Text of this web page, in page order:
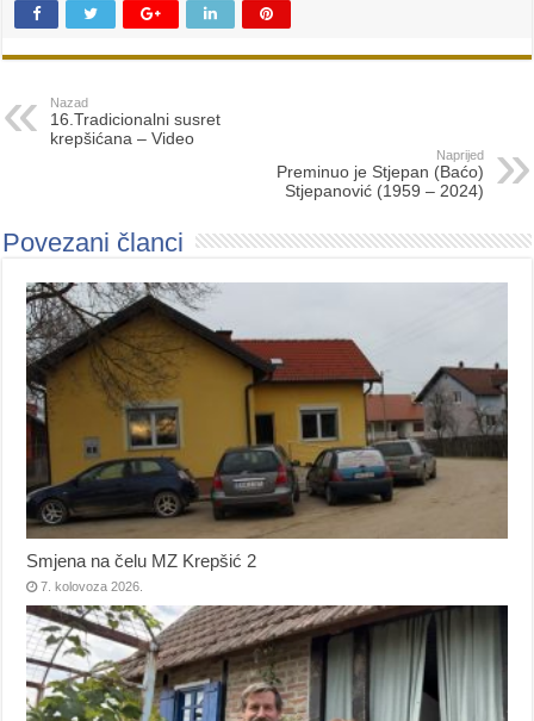
Nazad
16.Tradicionalni susret
krepšićana – Video
Naprijed
Preminuo je Stjepan (Baćo)
Stjepanović (1959 – 2024)
Povezani članci
Smjena na čelu MZ Krepšić 2
7. kolovoza 2026.